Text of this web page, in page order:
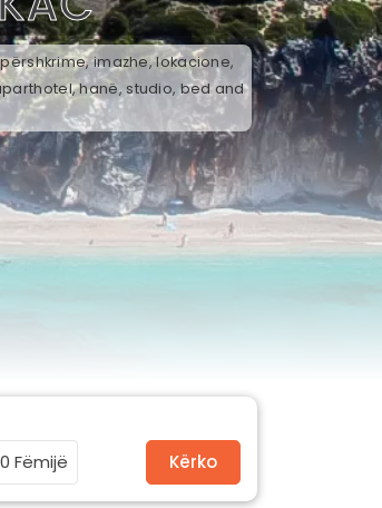
imazhe, lokacione,
hanë, studio, bed and
Fëmijë
Kërko